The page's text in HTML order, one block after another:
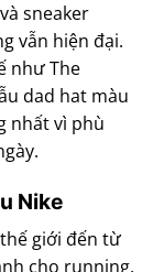
sneaker
vẫn hiện đại.
như The
dad hat màu
nhất vì phù
Nike
giới đến từ
cho running,